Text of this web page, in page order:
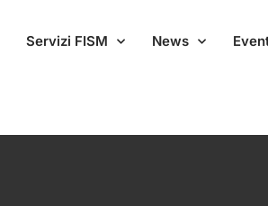
Servizi FISM News